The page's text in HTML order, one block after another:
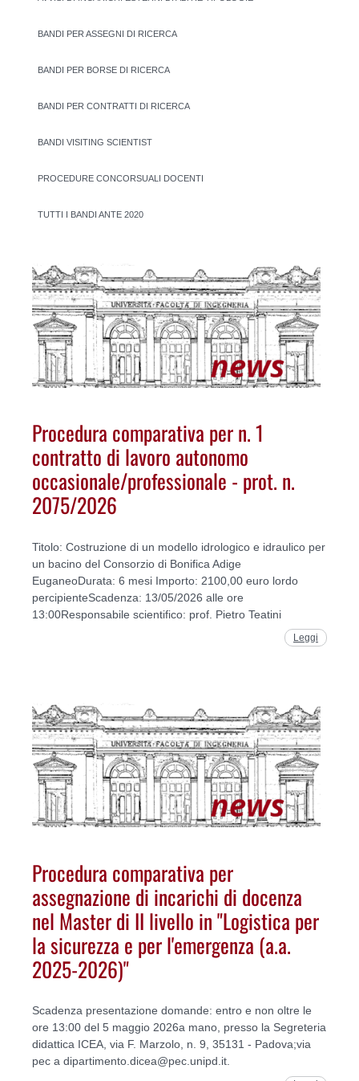
BANDI PER ASSEGNI DI RICERCA
BANDI PER BORSE DI RICERCA
BANDI PER CONTRATTI DI RICERCA
BANDI VISITING SCIENTIST
PROCEDURE CONCORSUALI DOCENTI
TUTTI I BANDI ANTE 2020
Procedura comparativa per n. 1
contratto di lavoro autonomo
occasionale/professionale - prot. n.
2075/2026
Titolo: Costruzione di un modello idrologico e idraulico per
un bacino del Consorzio di Bonifica Adige
EuganeoDurata: 6 mesi Importo: 2100,00 euro lordo
percipienteScadenza: 13/05/2026 alle ore
13:00Responsabile scientifico: prof. Pietro Teatini
Leggi
Procedura comparativa per
assegnazione di incarichi di docenza
nel Master di II livello in "Logistica per
la sicurezza e per l'emergenza (a.a.
2025-2026)"
Scadenza presentazione domande: entro e non oltre le
ore 13:00 del 5 maggio 2026a mano, presso la Segreteria
didattica ICEA, via F. Marzolo, n. 9, 35131 - Padova;via
pec a dipartimento.dicea@pec.unipd.it.